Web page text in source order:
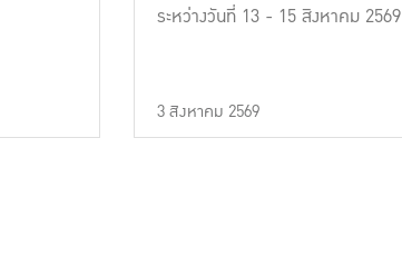
ระหว่างวันที่ 13 - 15 สิงหาคม 2569
3 สิงหาคม 2569